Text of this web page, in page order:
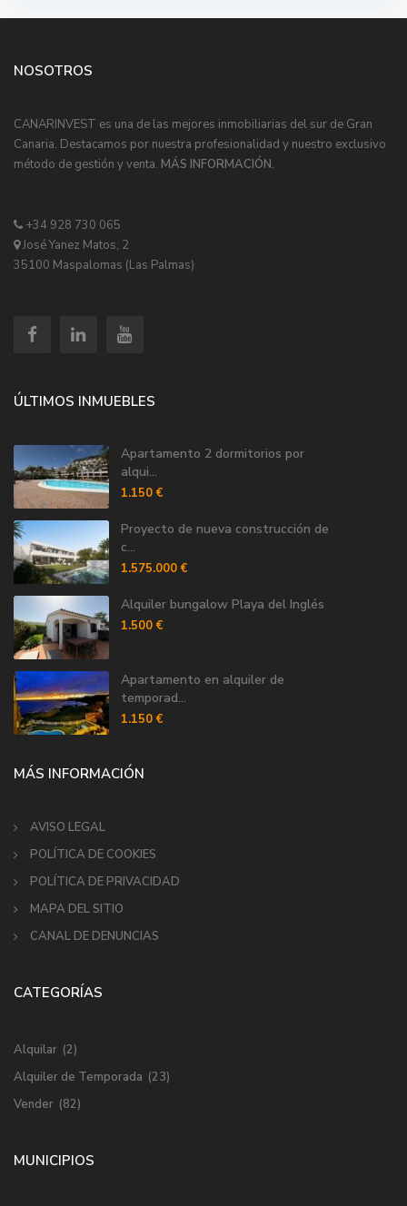
NOSOTROS
CANARINVEST es una de las mejores inmobiliarias del sur de Gran
Canaria. Destacamos por nuestra profesionalidad y nuestro exclusivo
método de gestión y venta. MÁS INFORMACIÓN.
+34 928 730 065
José Yanez Matos, 2
35100 Maspalomas (Las Palmas)
ÚLTIMOS INMUEBLES
Apartamento 2 dormitorios por
alqui...
1.150 €
Proyecto de nueva construcción de
c...
1.575.000 €
Alquiler bungalow Playa del Inglés
1.500 €
Apartamento en alquiler de
temporad...
1.150 €
MÁS INFORMACIÓN
AVISO LEGAL
POLÍTICA DE COOKIES
POLÍTICA DE PRIVACIDAD
MAPA DEL SITIO
CANAL DE DENUNCIAS
CATEGORÍAS
Alquilar (2)
Alquiler de Temporada (23)
Vender (82)
MUNICIPIOS